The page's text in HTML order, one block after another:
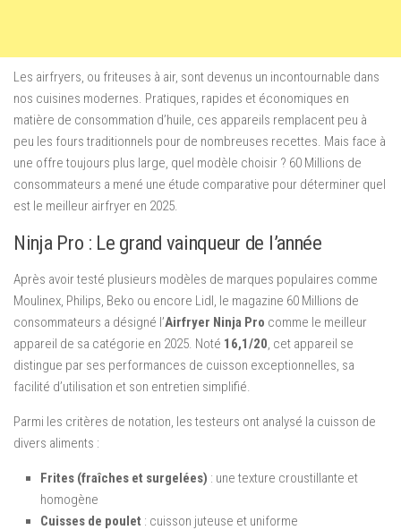
Les airfryers, ou friteuses à air, sont devenus un incontournable dans
nos cuisines modernes. Pratiques, rapides et économiques en
matière de consommation d’huile, ces appareils remplacent peu à
peu les fours traditionnels pour de nombreuses recettes. Mais face à
une offre toujours plus large, quel modèle choisir ? 60 Millions de
consommateurs a mené une étude comparative pour déterminer quel
est le meilleur airfryer en 2025.
Ninja Pro : Le grand vainqueur de l’année
Après avoir testé plusieurs modèles de marques populaires comme
Moulinex, Philips, Beko ou encore Lidl, le magazine 60 Millions de
consommateurs a désigné l’Airfryer Ninja Pro comme le meilleur
appareil de sa catégorie en 2025. Noté 16,1/20, cet appareil se
distingue par ses performances de cuisson exceptionnelles, sa
facilité d’utilisation et son entretien simplifié.
Parmi les critères de notation, les testeurs ont analysé la cuisson de
divers aliments :
Frites (fraîches et surgelées) : une texture croustillante et
homogène
Cuisses de poulet : cuisson juteuse et uniforme